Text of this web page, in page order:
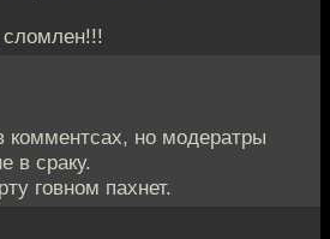
сломлен!!!
комментсах, но модератры
в сраку.
говном пахнет.